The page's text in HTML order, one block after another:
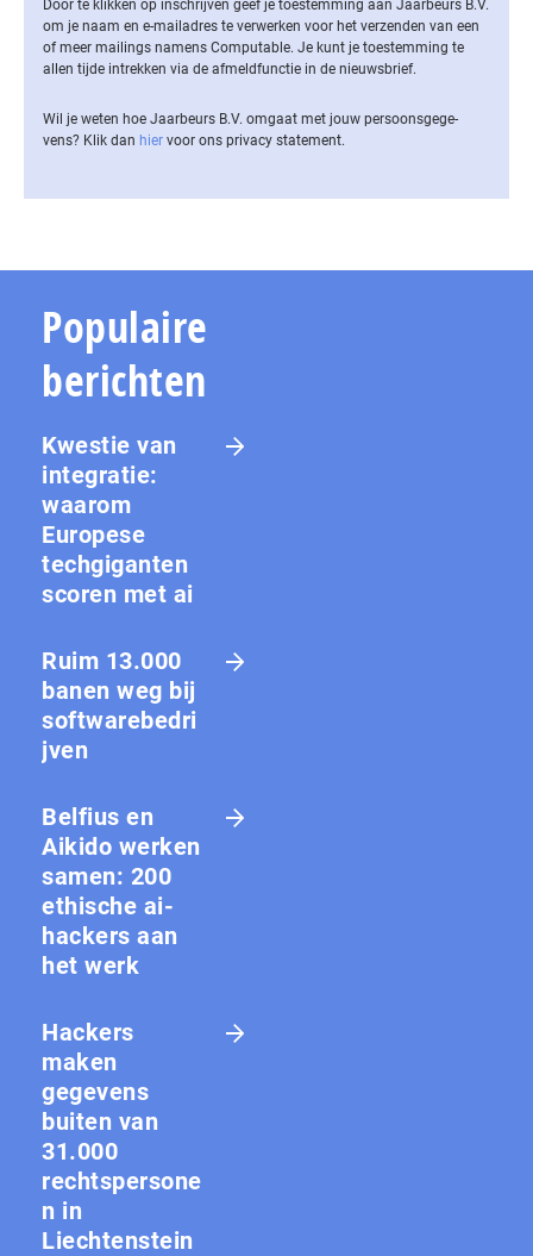
Door te klikken op inschrijven geef je toestemming aan Jaarbeurs B.V.
om je naam en e-mailadres te verwerken voor het verzenden van een
of meer mailings namens Computable. Je kunt je toestemming te
allen tijde intrekken via de af­meld­func­tie in de nieuwsbrief.
Wil je weten hoe Jaarbeurs B.V. omgaat met jouw per­soons­ge­ge­
vens? Klik dan hier voor ons privacy statement.
Populaire
berichten
Kwestie van
integratie:
waarom
Europese
techgiganten
scoren met ai
Ruim 13.000
banen weg bij
softwarebedri
jven
Belfius en
Aikido werken
samen: 200
ethische ai-
hackers aan
het werk
Hackers
maken
gegevens
buiten van
31.000
rechtspersone
n in
Liechtenstein